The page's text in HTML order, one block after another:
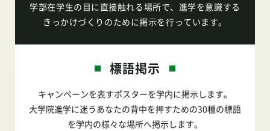
学部在学生の目に直接触れる場所で、進学を意識する
きっかけづくりのために掲⽰を⾏っています。
標語掲示
キャンペーンを表すポスターを学内に掲⽰します。
大学院進学に迷うあなたの背中を押すための30種の標語
を学内の様々な場所へ掲示します。